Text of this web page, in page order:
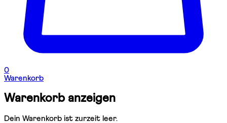
0
Warenkorb
Warenkorb anzeigen
Dein Warenkorb ist zurzeit leer.